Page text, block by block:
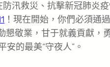
汛救災、抗擊新冠肺炎
！現在開始，你們必須通
敬業，甘于就義貢獻，
的最美“守夜人”。